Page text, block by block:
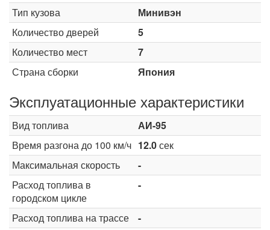
Тип кузова
Минивэн
Количество дверей
5
Количество мест
7
Страна сборки
Япония
Эксплуатационные характеристики
Вид топлива
АИ-95
Время разгона до 100 км/ч 12.0сек
Максимальная скорость
-
Расход топлива в
городском цикле
-
Расход топлива на трассе
-